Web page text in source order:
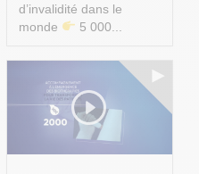
d’invalidité dans le
monde
5 000...